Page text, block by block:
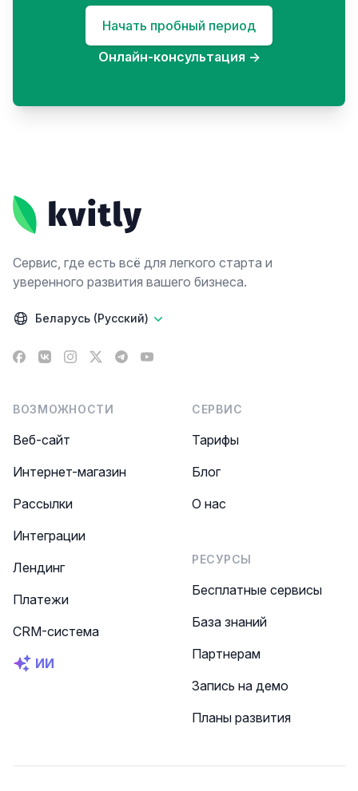
Начать пробный период
Онлайн-консультация →
Сервис, где есть всё для легкого старта и
уверенного развития вашего бизнеса.
Беларусь (Русский)
Facebook
VK Instagram
X TelegramYouTube
ВОЗМОЖНОСТИ
Веб-сайт
Интернет-магазин
Рассылки
Интеграции
Лендинг
Платежи
CRM-система
ИИ
СЕРВИС
Тарифы
Блог
О нас
РЕСУРСЫ
Бесплатные сервисы
База знаний
Партнерам
Запись на демо
Планы развития